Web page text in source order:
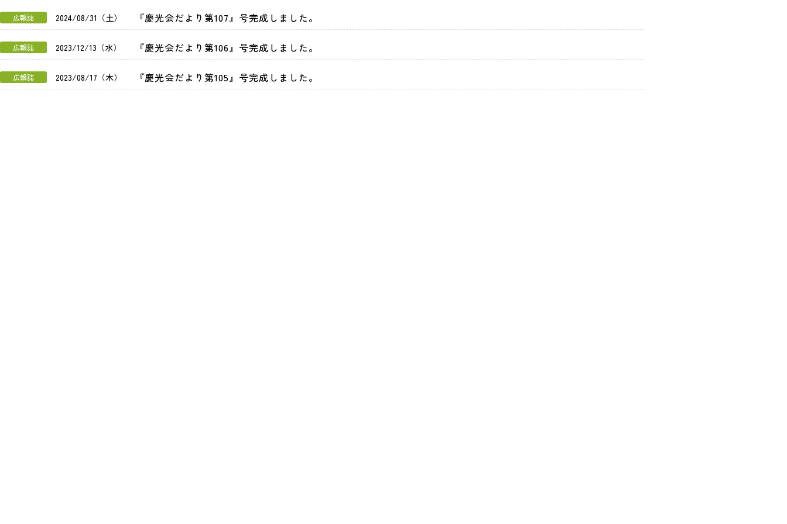
広報誌 2024/08/31（土） 『慶光会だより第107』号完成しました。
広報誌 2023/12/13（水） 『慶光会だより第106』号完成しました。
広報誌 2023/08/17（木） 『慶光会だより第105』号完成しました。